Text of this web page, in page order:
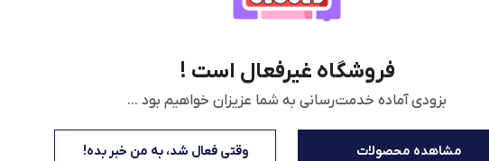
فروشگاه غیرفعال است !
بزودی آماده خدمت‌رسانی به شما عزیزان خواهیم بود ...
مشاهده محصولات وقتی فعال شد، به من خبر بده!